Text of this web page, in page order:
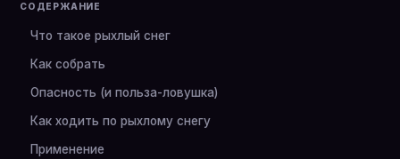
СОДЕРЖАНИЕ
Что такое рыхлый снег
Как собрать
Опасность (и польза-ловушка)
Как ходить по рыхлому снегу
Применение